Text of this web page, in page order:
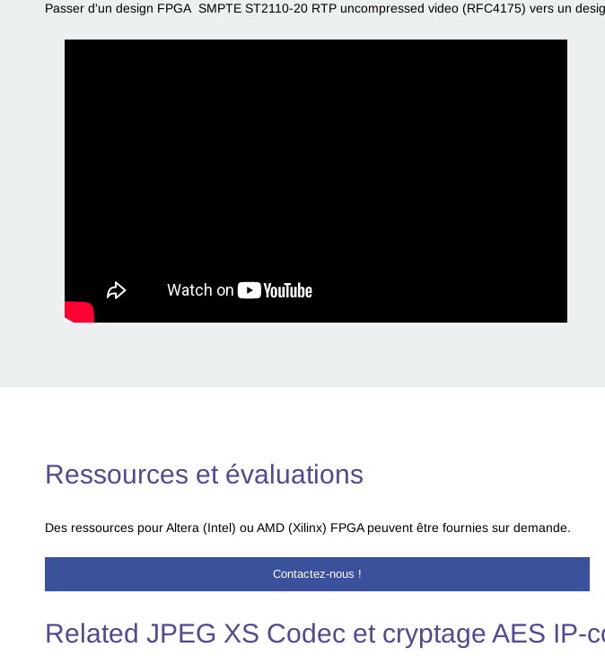
Passer d'un design FPGA SMPTE ST2110-20 RTP uncompressed video (RFC4175) vers un
Ressources et évaluations
Des ressources pour Altera (Intel) ou AMD (Xilinx) FPGA peuvent être fournies sur demande.
Contactez-nous !
Related JPEG XS Codec et cryptage AES IP-